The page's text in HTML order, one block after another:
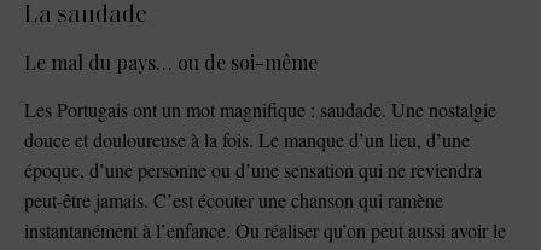
La saudade
Le mal du pays… ou de soi-même
Les Portugais ont un mot magnifique : saudade. Une nostalgie
douce et douloureuse à la fois. Le manque d’un lieu, d’une
époque, d’une personne ou d’une sensation qui ne reviendra
peut-être jamais. C’est écouter une chanson qui ramène
instantanément à l’enfance. Ou réaliser qu’on peut aussi avoir le